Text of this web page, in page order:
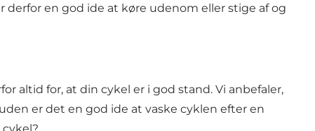
en god ide at køre udenom eller stige af og
altid for, at din cykel er i god stand. Vi anbefaler,
er det en god ide at vaske cyklen efter en